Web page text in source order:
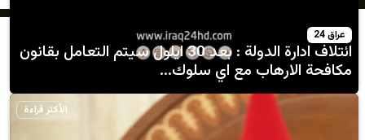
ائتلاف ادارة الدولة : بعد 30 ايلول سيتم التعامل بقانون
مع اي سلوك...
الأكثر قراءة